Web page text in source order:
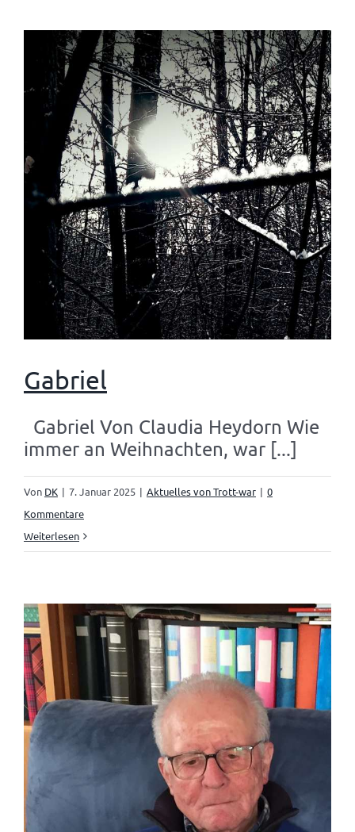
Gabriel
Gabriel Von Claudia Heydorn Wie
immer an Weihnachten, war [...]
Von DK | 7. Januar 2025 | Aktuelles von Trott-war | 0
Kommentare
Weiterlesen